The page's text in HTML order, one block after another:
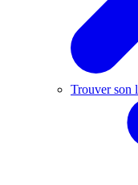
Trouver son